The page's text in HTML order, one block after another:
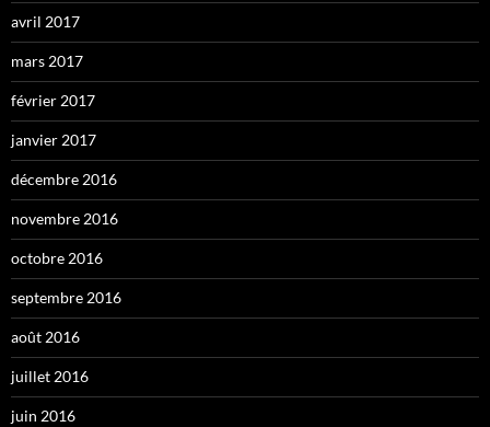
avril 2017
mars 2017
février 2017
janvier 2017
décembre 2016
novembre 2016
octobre 2016
septembre 2016
août 2016
juillet 2016
juin 2016